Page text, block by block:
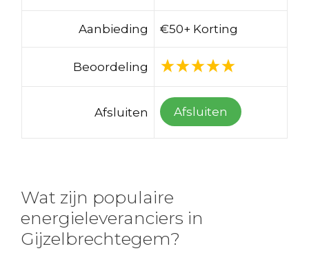
Aanbieding €50+ Korting
Beoordeling
Afsluiten Afsluiten
Wat zijn populaire
energieleveranciers in
Gijzelbrechtegem?